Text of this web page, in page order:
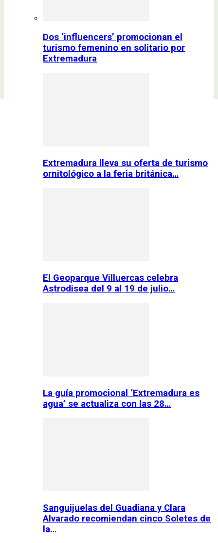
Dos ‘influencers’ promocionan el
turismo femenino en solitario por
Extremadura
Extremadura lleva su oferta de turismo
ornitológico a la feria británica…
El Geoparque Villuercas celebra
Astrodisea del 9 al 19 de julio…
La guía promocional ‘Extremadura es
agua’ se actualiza con las 28…
Sanguijuelas del Guadiana y Clara
Alvarado recomiendan cinco Soletes de
la…